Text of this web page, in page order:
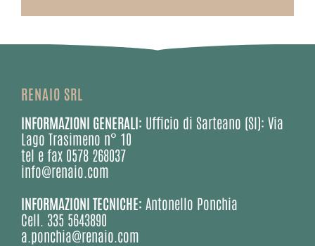
RENAIO SRL
INFORMAZIONI GENERALI: Ufficio di Sarteano (SI): Via
Lago Trasimeno n° 10
tel e fax 0578 268037
info@renaio.com
INFORMAZIONI TECNICHE: Antonello Ponchia
Cell. 335 5643890
a.ponchia@renaio.com